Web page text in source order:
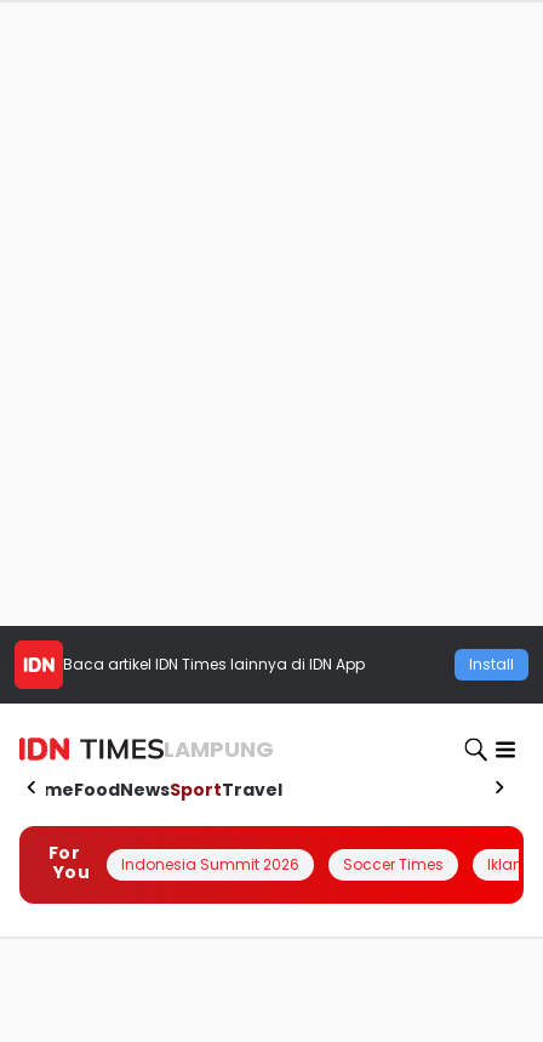
Baca artikel IDN Times lainnya di IDN App Install
LAMPUNG
HomeFoodNewsSportTravel
For
You
Indonesia Summit 2026 Soccer Times Iklanin